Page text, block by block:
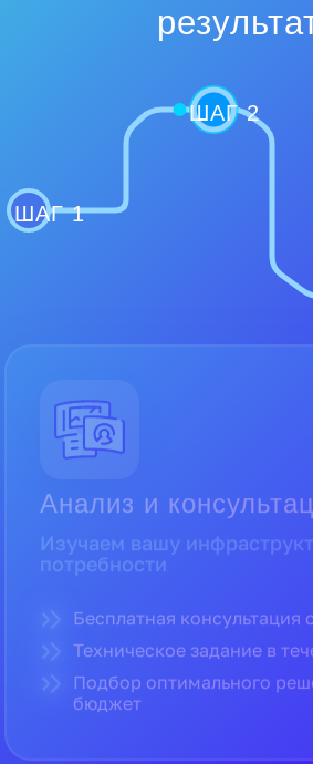
ШАГ 1
ШАГ 2
Анализ и
Изучаем вашу
потребности
Техническое задание в
Подбор оптимального
бюджет